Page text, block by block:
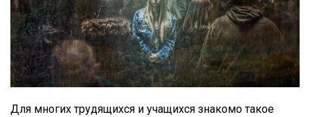
Для многих трудящихся и учащихся знакомо такое